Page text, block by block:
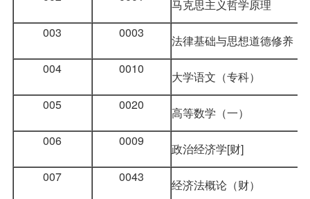
马克思主义哲学原理
003
0003
法律基础与思想道德修养
004
0010
大学语文 （专科）
005
0020
高等数学（一）
006
0009
政治经济学[财]
007
0043
经济法概论（财）